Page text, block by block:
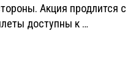
Акция продлится с
доступны к …